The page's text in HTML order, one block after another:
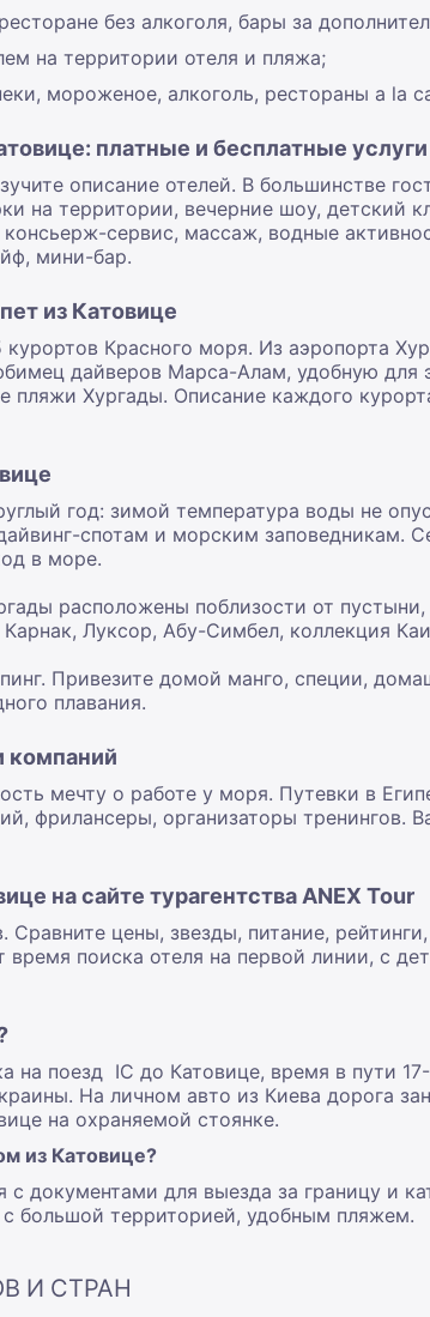
без алкоголя, бары за
на территории отеля и пляжа;
мороженое, алкоголь, рестораны a la
платные и бесплатные
описание отелей. В большинстве
на территории, вечерние шоу, детский
сервис, массаж, водные
мини-бар.
из Катовице
Красного моря. Из аэропорта
дайверов Марса-Алам, удобную для
Хургады. Описание каждого
год: зимой температура воды не
спотам и морским заповедникам.
в море.
расположены поблизости от
Луксор, Абу-Симбел, коллекция
Привезите домой манго, специи,
плавания.
компаний
мечту о работе у моря. Путевки в
фрилансеры, организаторы тренингов.
на сайте турагентства ANEX Tour
цены, звезды, питание,
поиска отеля на первой линии, с
на поезд IC до Катовице, время в пути
На личном авто из Киева дорога
на охраняемой стоянке.
из Катовице?
с документами для выезда за границу и
большой территорией, удобным пляжем.
И СТРАН